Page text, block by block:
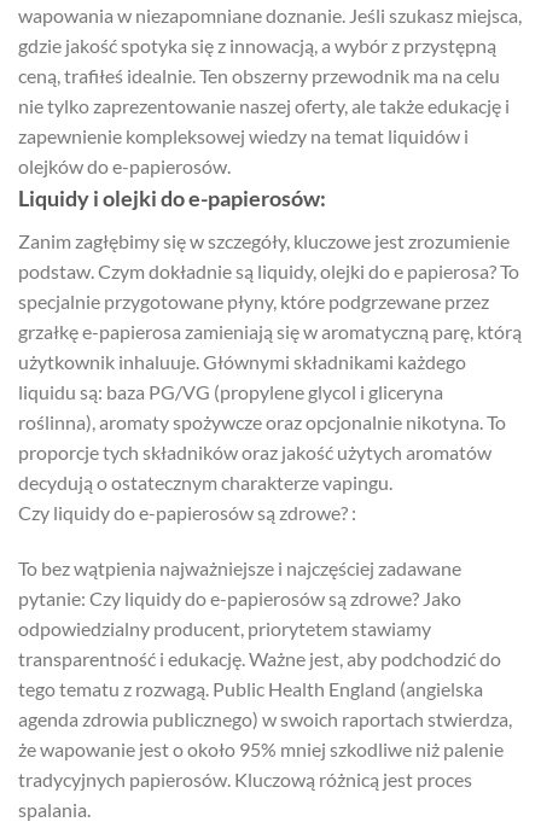
wapowania w niezapomniane doznanie. Jeśli szukasz miejsca,
gdzie jakość spotyka się z innowacją, a wybór z przystępną
ceną, trafiłeś idealnie. Ten obszerny przewodnik ma na celu
nie tylko zaprezentowanie naszej oferty, ale także edukację i
zapewnienie kompleksowej wiedzy na temat liquidów i
olejków do e-papierosów.
Liquidy i olejki do e-papierosów:
Zanim zagłębimy się w szczegóły, kluczowe jest zrozumienie
podstaw. Czym dokładnie są liquidy, olejki do e papierosa? To
specjalnie przygotowane płyny, które podgrzewane przez
grzałkę e-papierosa zamieniają się w aromatyczną parę, którą
użytkownik inhaluuje. Głównymi składnikami każdego
liquidu są: baza PG/VG (propylene glycol i gliceryna
roślinna), aromaty spożywcze oraz opcjonalnie nikotyna. To
proporcje tych składników oraz jakość użytych aromatów
decydują o ostatecznym charakterze vapingu.
Czy liquidy do e-papierosów są zdrowe? :
To bez wątpienia najważniejsze i najczęściej zadawane
pytanie: Czy liquidy do e-papierosów są zdrowe? Jako
odpowiedzialny producent, priorytetem stawiamy
transparentność i edukację. Ważne jest, aby podchodzić do
tego tematu z rozwagą. Public Health England (angielska
agenda zdrowia publicznego) w swoich raportach stwierdza,
że wapowanie jest o około 95% mniej szkodliwe niż palenie
tradycyjnych papierosów. Kluczową różnicą jest proces
spalania.